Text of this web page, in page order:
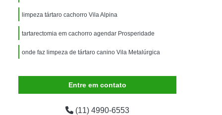
Exame para Animais São Caetano
Animal
para Cachorro
Uti Veterinária
Internação Veterinária
Internação Veterinária São Caetano
Limpeza de Tártaro de Cães
limpeza tártaro cachorro Vila Alpina
tartarectomia em cachorro agendar Prosperidade
onde faz limpeza de tártaro canino Vila Metalúrgica
Entre em contato
(11) 4990-6553